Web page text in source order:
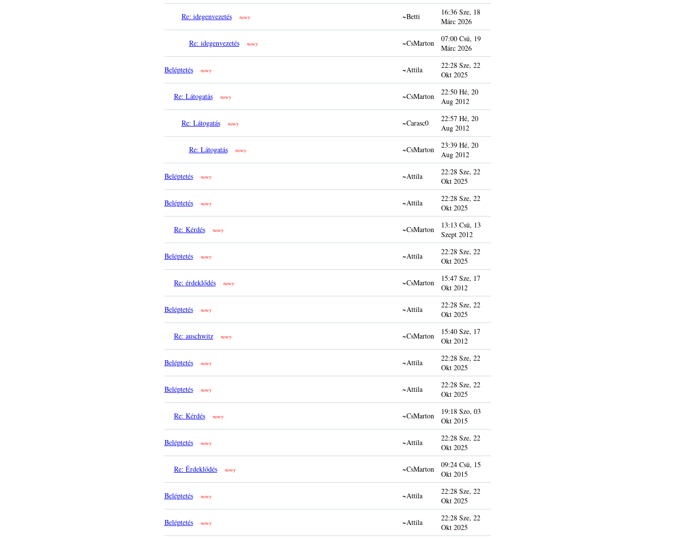
Re: idegenvezetés nowy ~Betti
16:36 Sze, 18
Márc 2026
Re: idegenvezetés nowy ~CsMarton
07:00 Csü, 19
Márc 2026
Beléptetés nowy ~Attila
22:28 Sze, 22
Okt 2025
Re: Látogatás nowy ~CsMarton
22:50 Hé, 20
Aug 2012
Re: Látogatás nowy ~Carasc0
22:57 Hé, 20
Aug 2012
Re: Látogatás nowy ~CsMarton
23:39 Hé, 20
Aug 2012
Beléptetés nowy ~Attila
22:28 Sze, 22
Okt 2025
Beléptetés nowy ~Attila
22:28 Sze, 22
Okt 2025
Re: Kérdés nowy ~CsMarton
13:13 Csü, 13
Szept 2012
Beléptetés nowy ~Attila
22:28 Sze, 22
Okt 2025
Re: érdeklődés nowy ~CsMarton
15:47 Sze, 17
Okt 2012
Beléptetés nowy ~Attila
22:28 Sze, 22
Okt 2025
Re: auschwitz nowy ~CsMarton
15:40 Sze, 17
Okt 2012
Beléptetés nowy ~Attila
22:28 Sze, 22
Okt 2025
Beléptetés nowy ~Attila
22:28 Sze, 22
Okt 2025
Re: Kérdés nowy ~CsMarton
19:18 Szo, 03
Okt 2015
Beléptetés nowy ~Attila
22:28 Sze, 22
Okt 2025
Re: Érdeklődés nowy ~CsMarton
09:24 Csü, 15
Okt 2015
Beléptetés nowy ~Attila
22:28 Sze, 22
Okt 2025
Beléptetés nowy ~Attila
22:28 Sze, 22
Okt 2025